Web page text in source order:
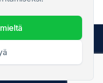
mieltä
offer the best
States and to
generations.